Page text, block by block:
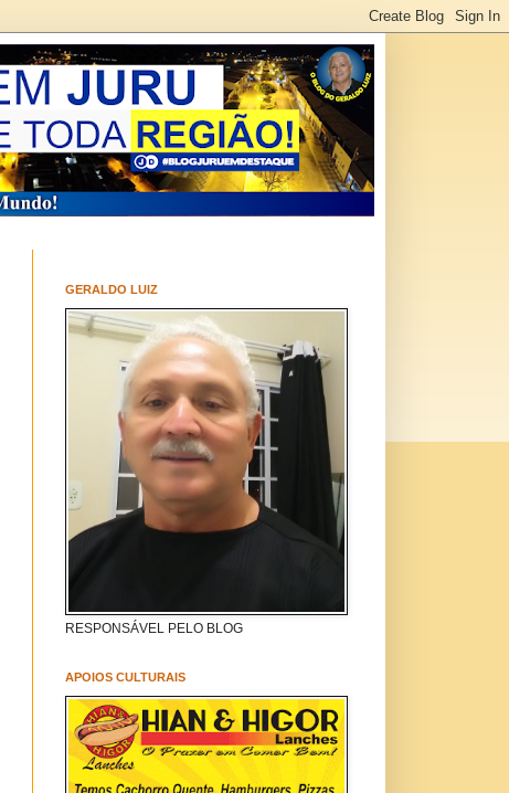
GERALDO LUIZ
RESPONSÁVEL PELO BLOG
APOIOS CULTURAIS